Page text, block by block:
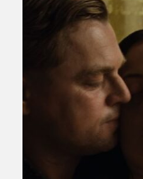
Amazon
Prime
Video
Apple